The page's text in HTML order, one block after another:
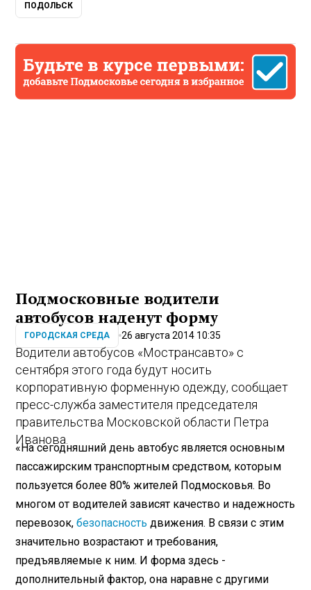
ПОДОЛЬСК
Подмосковные водители
автобусов наденут форму
ГОРОДСКАЯ СРЕДА 26 августа 2014 10:35
Водители автобусов «Мострансавто» с
сентября этого года будут носить
корпоративную форменную одежду, сообщает
пресс-служба заместителя председателя
правительства Московской области Петра
Иванова.
«На сегодняшний день автобус является основным
пассажирским транспортным средством, которым
пользуется более 80% жителей Подмосковья. Во
многом от водителей зависят качество и надежность
перевозок,безопасность движения. В связи с этим
значительно возрастают и требования,
предъявляемые к ним. И форма здесь -
дополнительный фактор, она наравне с другими